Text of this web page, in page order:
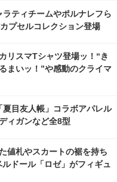
ラティチームやポルナレフら
プセルコレクション登場
リスマTシャツ登場ッ！“き
まいッ！”や感動のクライマ
目友人帳」コラボアパレル
ィガンなど全8型
値札やスカートの裾を持ち
ドール「ロゼ」がフィギュ